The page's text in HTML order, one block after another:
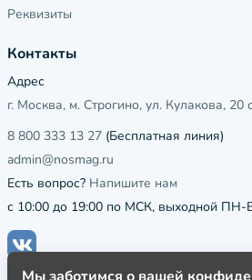
Реквизиты
Контакты
Адрес
г. Москва, м. Строгино, ул. Кулакова, 20
8 800 333 13 27 (Бесплатная линия)
admin@nosmag.ru
Есть вопрос? Напишите нам
с 10:00 до 19:00 по МСК, выходной ПН-